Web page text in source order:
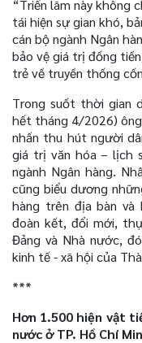
“Triển lãm này không
tái hiện sự gian khó,
cán bộ ngành Ngân
bảo vệ giá trị đồng
trẻ về truyền thống
Trong suốt thời gian
hết tháng 4/2026)
nhấn thu hút người
giá trị văn hóa – lịch
ngành Ngân hàng.
cũng biểu dương
hàng trên địa bàn
đoàn kết, đổi mới,
Đảng và Nhà nước,
kinh tế - xã hội của
***
Hơn 1.500 hiện vật
nước ở TP. Hồ Chí